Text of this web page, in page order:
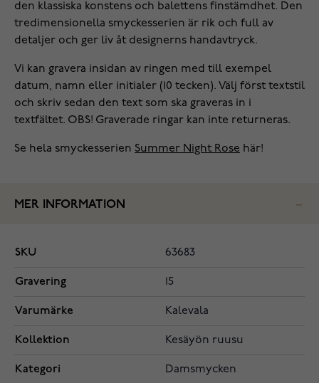
den klassiska konstens och balettens finstämdhet. Den
tredimensionella smyckesserien är rik och full av
detaljer och ger liv åt designerns handavtryck.
Vi kan gravera insidan av ringen med till exempel
datum, namn eller initialer (10 tecken). Välj först textstil
och skriv sedan den text som ska graveras in i
textfältet. OBS! Graverade ringar kan inte returneras.
Se hela smyckesserien Summer Night Rose här!
MER INFORMATION
SKU 63683
Gravering 15
Varumärke Kalevala
Kollektion Kesäyön ruusu
Kategori Damsmycken